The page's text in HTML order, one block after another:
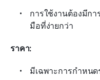
การใช้งานต้องมีก
มือที่ง่ายกว่า
ราคา:
มีเฉพาะการกำหน